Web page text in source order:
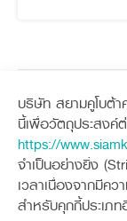
บริษัท สยามคูโบต้
นี้เพื่อวัตถุประสงค์
https://
จำเป็นอย่างยิ่ง
เวลาเนื่องจากมีค
สำหรับคุกกี้ประเภ
เครื่องจักรกลการเกษตร
แทรกเตอร์
อุปกรณ์ต่อพ่วงแทรกเต
รถเกี่ยวนวดข้าว
ช่องทางการติ